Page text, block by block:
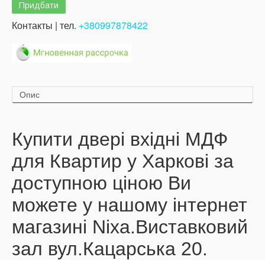
Контакты | тел. +380997878422
Опис
Купити двері вхідні МДФ
для Квартир у Харкові за
доступною ціною Ви
можете у нашому інтернет
магазині Nixa.Виставковий
зал вул.Кацарська 20.